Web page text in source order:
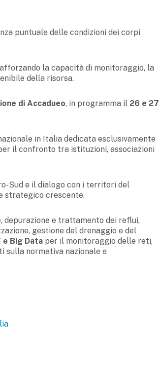
puntuale delle condizioni dei corpi
la capacità di monitoraggio, la
della risorsa.
di Accadueo, in programma il 26 e 27
in Italia dedicata esclusivamente
il confronto tra istituzioni, associazioni
Sud e il dialogo con i territori del
strategico crescente.
, depurazione e trattamento dei reflui,
gestione del drenaggio e del
e Big Data per il monitoraggio delle reti,
sulla normativa nazionale e